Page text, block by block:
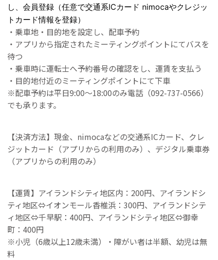
し、会員登録（任意で交通系ICカード nimocaやクレジッ
トカード情報を登録）
・乗車地・目的地を設定し、配車予約
・アプリから指定されたミーティングポイントにてバスを
待つ
・乗車時に運転士へ予約番号の確認をし、運賃を支払う
・目的地付近のミーティングポイントにて下車
※配車予約は平日9:00～18:00のみ電話（092-737-0566）
でも承ります。
【決済方法】現金、nimocaなどの交通系ICカード、クレ
ジットカード（アプリからの利用のみ）、デジタル乗車券
（アプリからの利用のみ）
【運賃】アイランドシティ地区内：200円、アイランドシ
ティ地区⇔イオンモール香椎浜：300円、アイランドシテ
ィ地区⇔千早駅：400円、アイランドシティ地区⇔御幸
町：400円
※小児（6歳以上12歳未満）・障がい者は半額、幼児は無
料